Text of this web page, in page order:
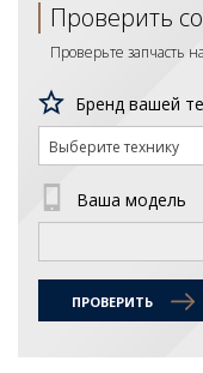
Проверить
Проверьте запчасть
Бренд вашей
Выберите технику
Ваша модель
ПРОВЕРИТЬ